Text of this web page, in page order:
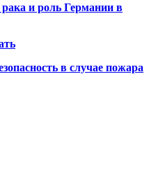
и роль Германии в
в случае пожара